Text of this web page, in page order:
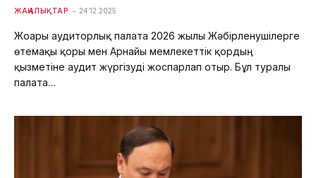
ЖАҢАЛЫҚТАР 24.12.2025
Жоғары аудиторлық палата 2026 жылы Жәбірленушілерге
өтемақы қоры мен Арнайы мемлекеттік қордың
қызметіне аудит жүргізуді жоспарлап отыр. Бұл туралы
палата…